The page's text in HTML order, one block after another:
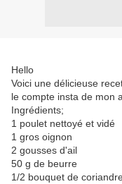
Hello
Voici une délicieuse
le compte insta de mon
Ingrédients;
1 poulet nettoyé et vidé
1 gros oignon
2 gousses d'ail
50 g de beurre
1/2 bouquet de